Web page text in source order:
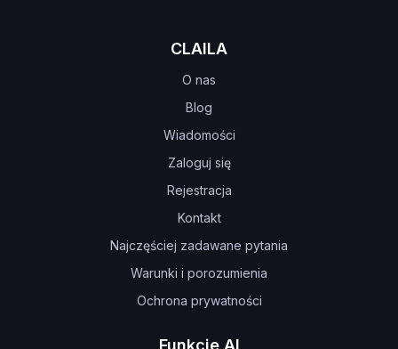
CLAILA
O nas
Blog
Wiadomości
Zaloguj się
Rejestracja
Kontakt
Najczęściej zadawane pytania
Warunki i porozumienia
Ochrona prywatności
Funkcje AI